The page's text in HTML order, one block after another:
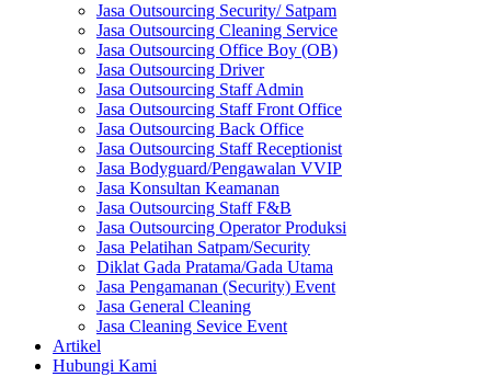
Jasa Outsourcing Security/ Satpam
Jasa Outsourcing Cleaning Service
Jasa Outsourcing Office Boy (OB)
Jasa Outsourcing Driver
Jasa Outsourcing Staff Admin
Jasa Outsourcing Staff Front Office
Jasa Outsourcing Back Office
Jasa Outsourcing Staff Receptionist
Jasa Bodyguard/Pengawalan VVIP
Jasa Konsultan Keamanan
Jasa Outsourcing Staff F&B
Jasa Outsourcing Operator Produksi
Jasa Pelatihan Satpam/Security
Diklat Gada Pratama/Gada Utama
Jasa Pengamanan (Security) Event
Jasa General Cleaning
Jasa Cleaning Sevice Event
Artikel
Hubungi Kami